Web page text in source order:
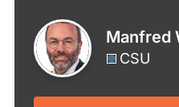
Manfred
CSU